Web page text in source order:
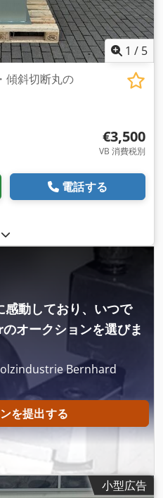
1 / 5
傾斜切断丸の
€3,500
VB 消費税別
電話する
動しており、いつで
オークションを選びま
Bernhard
を提出する
小型広告